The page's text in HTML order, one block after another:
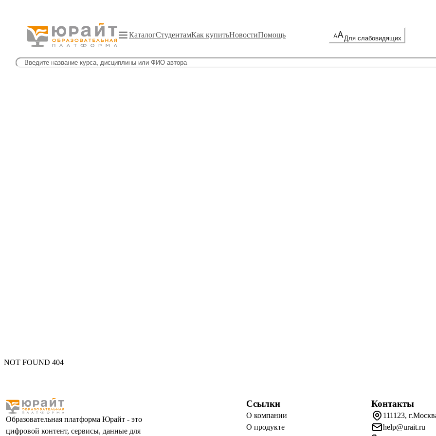
КаталогСтудентамКак купитьНовостиПомощь Для слабовидящих
NOT FOUND 404
Образовательная платформа Юрайт - это
цифровой контент, сервисы, данные для
Ссылки
О компании
О продукте
Контакты
111123,
help@urait.ru